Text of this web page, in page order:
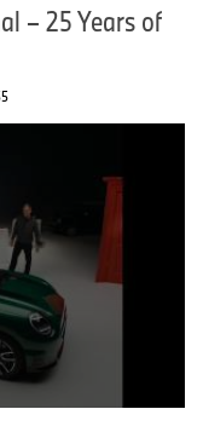
– 25 Years of